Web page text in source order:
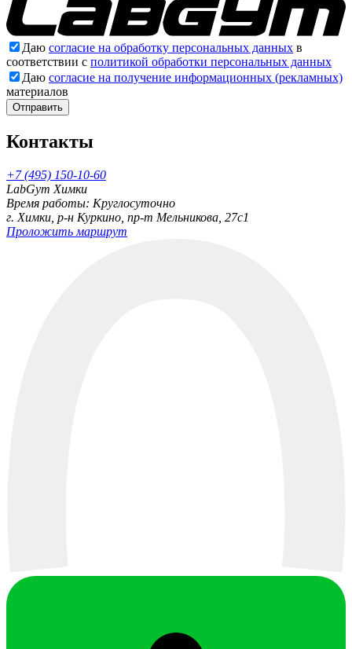
Даю согласие на обработку персональных данных в
соответствии с политикой обработки персональных данных
Даю согласие на получение информационных (рекламных)
материалов
Отправить
Контакты
+7 (495) 150-10-60
LabGym Химки
Время работы: Круглосуточно
г. Химки, р-н Куркино, пр-т Мельникова, 27c1
Проложить маршрут